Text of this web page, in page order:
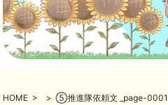
HOME > > ⑤推進隊依頼文 _page-0001